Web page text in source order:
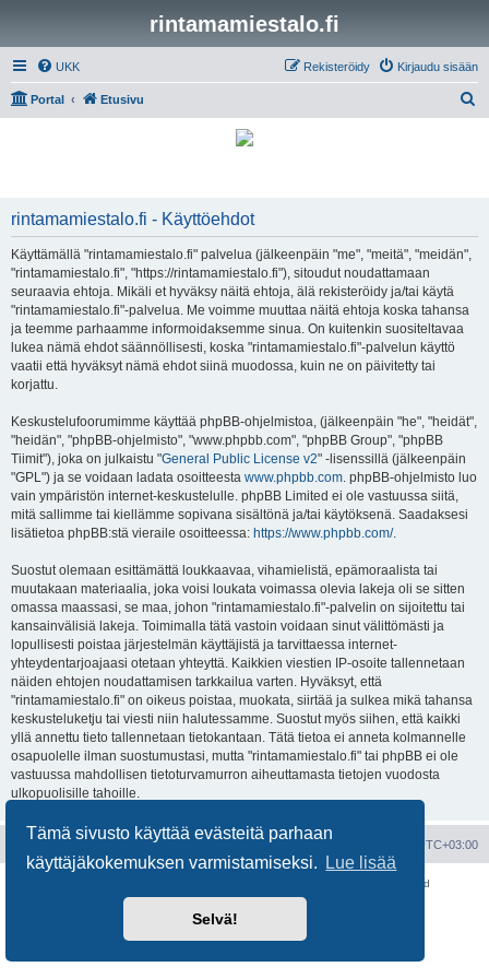
Tämä sivusto käyttää evästeitä parhaan
käyttäjäkokemuksen varmistamiseksi.
Lue lisää
Selvä!
rintamamiestalo.fi
UKK Kirjaudu sisään
Rekisteröidy
Portal Etusivu
rintamamiestalo.fi - Käyttöehdot
Käyttämällä "rintamamiestalo.fi" palvelua (jälkeenpäin "me", "meitä", "meidän",
"rintamamiestalo.fi", "https://rintamamiestalo.fi"), sitoudut noudattamaan
seuraavia ehtoja. Mikäli et hyväksy näitä ehtoja, älä rekisteröidy ja/tai käytä
"rintamamiestalo.fi"-palvelua. Me voimme muuttaa näitä ehtoja koska tahansa
ja teemme parhaamme informoidaksemme sinua. On kuitenkin suositeltavaa
lukea nämä ehdot säännöllisesti, koska "rintamamiestalo.fi"-palvelun käyttö
vaatii että hyväksyt nämä ehdot siinä muodossa, kuin ne on päivitetty tai
korjattu.
Keskustelufoorumimme käyttää phpBB-ohjelmistoa, (jälkeenpäin "he", "heidät",
"heidän", "phpBB-ohjelmisto", "www.phpbb.com", "phpBB Group", "phpBB
Tiimit"), joka on julkaistu "General Public License v2" -lisenssillä (jälkeenpäin
"GPL") ja se voidaan ladata osoitteesta www.phpbb.com. phpBB-ohjelmisto luo
vain ympäristön internet-keskustelulle. phpBB Limited ei ole vastuussa siitä,
mitä sallimme tai kiellämme sopivana sisältönä ja/tai käytöksenä. Saadaksesi
lisätietoa phpBB:stä vieraile osoitteessa: https://www.phpbb.com/.
Suostut olemaan esittämättä loukkaavaa, vihamielistä, epämoraalista tai
muutakaan materiaalia, joka voisi loukata voimassa olevia lakeja oli se sitten
omassa maassasi, se maa, johon "rintamamiestalo.fi"-palvelin on sijoitettu tai
kansainvälisiä lakeja. Toimimalla tätä vastoin voidaan sinut välittömästi ja
lopullisesti poistaa järjestelmän käyttäjistä ja tarvittaessa internet-
yhteydentarjoajaasi otetaan yhteyttä. Kaikkien viestien IP-osoite tallennetaan
näiden ehtojen noudattamisen tarkkailua varten. Hyväksyt, että
"rintamamiestalo.fi" on oikeus poistaa, muokata, siirtää ja sulkea mikä tahansa
keskusteluketju tai viesti niin halutessamme. Suostut myös siihen, että kaikki
yllä annettu tieto tallennetaan tietokantaan. Tätä tietoa ei anneta kolmannelle
osapuolelle ilman suostumustasi, mutta "rintamamiestalo.fi" tai phpBB ei ole
vastuussa mahdollisen tietoturvamurron aiheuttamasta tietojen vuodosta
ulkopuolisille tahoille.
UTC+03:00
® Forum Software © phpBB Limited
Käännös: phpBB Suomi (lurttinen, harritapio, Pettis)
Yksityisyys